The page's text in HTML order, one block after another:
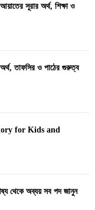
সূরার অর্থ, শিক্ষা ও
তাফসির ও পাঠের গুরুত্ব
for Kids and
থেকে অব্যয় সব পদ জানুন